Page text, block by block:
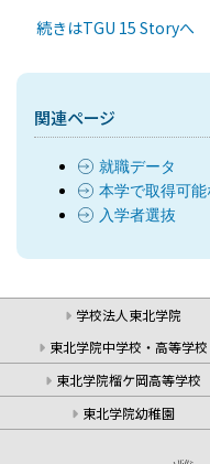
続きはTGU 15 Storyへ
関連ページ
就職データ
本学で取得可
入学者選抜
学校法人東北学院
東北学院中学校・高等学校
東北学院榴ケ岡高等学校
東北学院幼稚園